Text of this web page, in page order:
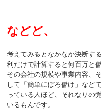
などど、
考えてみるとなかなか決断す
利だけで計算すると何百万と
その会社の規模や事業内容、
して「簡単にぼろ儲け」など
っている人ほど、それなりの
いるもんです。